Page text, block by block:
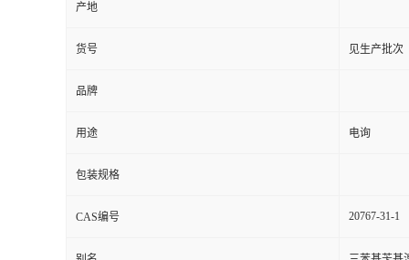
产地
货号 见生产批次
品牌
用途 电询
包装规格
CAS编号 20767-31-1